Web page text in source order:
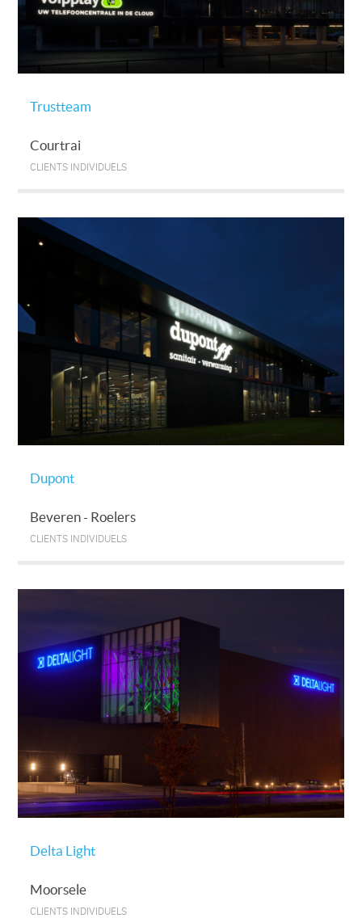
Trustteam
Courtrai
CLIENTS INDIVIDUELS
Dupont
Beveren - Roelers
CLIENTS INDIVIDUELS
Delta Light
Moorsele
CLIENTS INDIVIDUELS